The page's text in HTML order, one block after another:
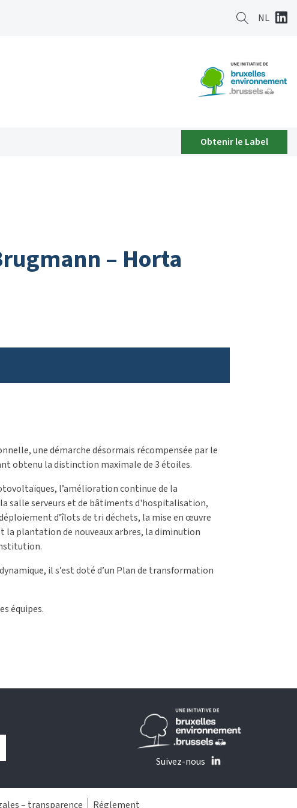
NL
Obtenir le Label
– Horta
une démarche désormais récompensée par le
obtenu la distinction maximale de 3 étoiles.
l’amélioration continue de la
salle serveurs et de bâtiments d'hospitalisation,
d’îlots de tri déchets, la mise en œuvre
la plantation de nouveaux arbres, la diminution
il s’est doté d’un Plan de transformation
équipes.
Suivez-nous
– transparence Réglement